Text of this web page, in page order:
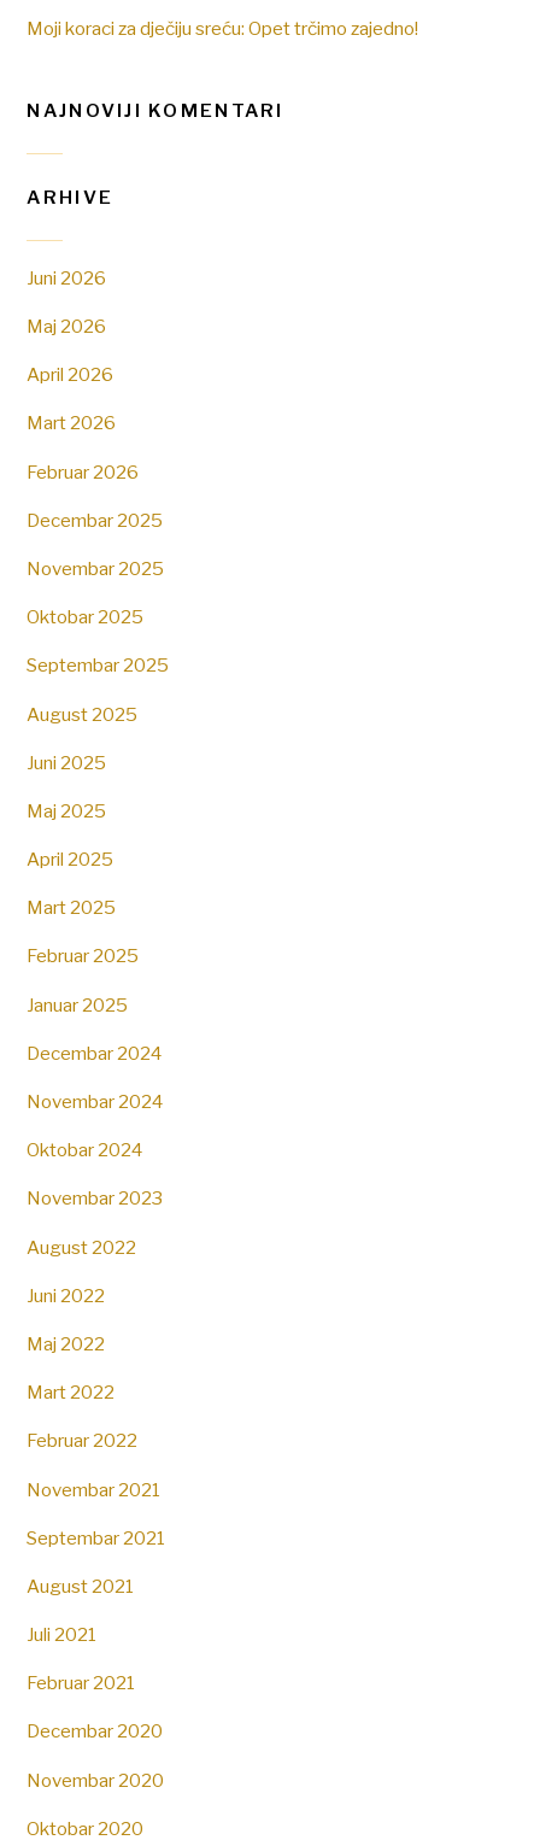
Moji koraci za dječiju sreću: Opet trčimo zajedno!
NAJNOVIJI KOMENTARI
ARHIVE
Juni 2026
Maj 2026
April 2026
Mart 2026
Februar 2026
Decembar 2025
Novembar 2025
Oktobar 2025
Septembar 2025
August 2025
Juni 2025
Maj 2025
April 2025
Mart 2025
Februar 2025
Januar 2025
Decembar 2024
Novembar 2024
Oktobar 2024
Novembar 2023
August 2022
Juni 2022
Maj 2022
Mart 2022
Februar 2022
Novembar 2021
Septembar 2021
August 2021
Juli 2021
Februar 2021
Decembar 2020
Novembar 2020
Oktobar 2020